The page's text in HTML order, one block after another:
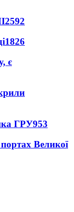
2592
1826
є
ГРУ953
Великої